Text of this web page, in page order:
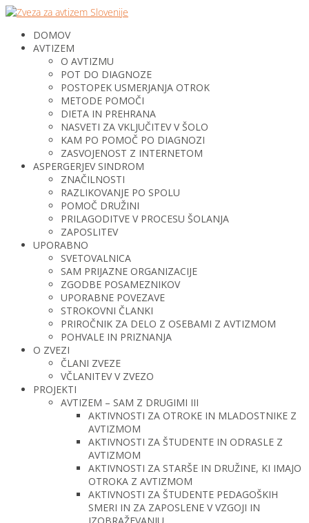
DOMOV
AVTIZEM
O AVTIZMU
POT DO DIAGNOZE
POSTOPEK USMERJANJA OTROK
METODE POMOČI
DIETA IN PREHRANA
NASVETI ZA VKLJUČITEV V ŠOLO
KAM PO POMOČ PO DIAGNOZI
ZASVOJENOST Z INTERNETOM
ASPERGERJEV SINDROM
ZNAČILNOSTI
RAZLIKOVANJE PO SPOLU
POMOČ DRUŽINI
PRILAGODITVE V PROCESU ŠOLANJA
ZAPOSLITEV
UPORABNO
SVETOVALNICA
SAM PRIJAZNE ORGANIZACIJE
ZGODBE POSAMEZNIKOV
UPORABNE POVEZAVE
STROKOVNI ČLANKI
PRIROČNIK ZA DELO Z OSEBAMI Z AVTIZMOM
POHVALE IN PRIZNANJA
O ZVEZI
ČLANI ZVEZE
VČLANITEV V ZVEZO
PROJEKTI
AVTIZEM – SAM Z DRUGIMI III
AKTIVNOSTI ZA OTROKE IN MLADOSTNIKE Z
AVTIZMOM
AKTIVNOSTI ZA ŠTUDENTE IN ODRASLE Z
AVTIZMOM
AKTIVNOSTI ZA STARŠE IN DRUŽINE, KI IMAJO
OTROKA Z AVTIZMOM
AKTIVNOSTI ZA ŠTUDENTE PEDAGOŠKIH
SMERI IN ZA ZAPOSLENE V VZGOJI IN